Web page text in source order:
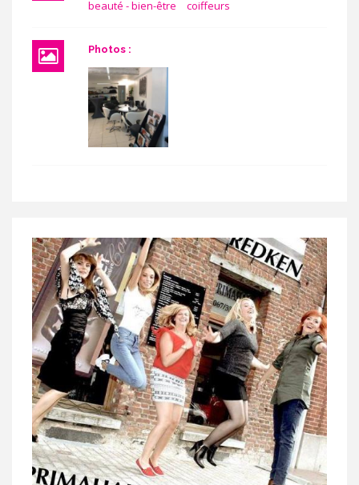
beauté - bien-être coiffeurs
Photos :